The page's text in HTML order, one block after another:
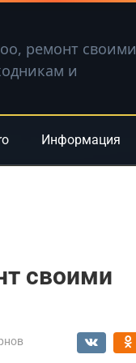
ремонт своими
и
Информация
своими